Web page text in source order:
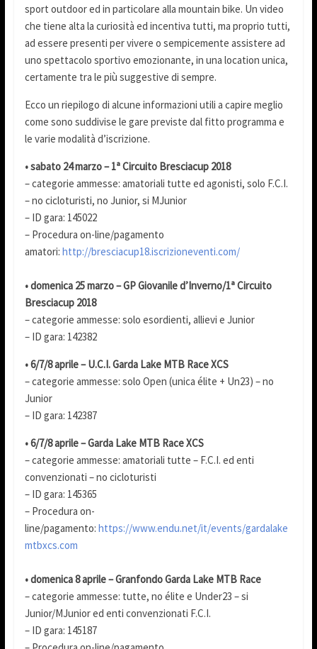
sport outdoor ed in particolare alla mountain bike. Un video
che tiene alta la curiosità ed incentiva tutti, ma proprio tutti,
ad essere presenti per vivere o sempicemente assistere ad
uno spettacolo sportivo emozionante, in una location unica,
certamente tra le più suggestive di sempre.
Ecco un riepilogo di alcune informazioni utili a capire meglio
come sono suddivise le gare previste dal fitto programma e
le varie modalità d’iscrizione.
• sabato 24 marzo – 1ª Circuito Bresciacup 2018
– categorie ammesse: amatoriali tutte ed agonisti, solo F.C.I.
– no cicloturisti, no Junior, si MJunior
– ID gara: 145022
– Procedura on-line/pagamento
amatori: http://bresciacup18.iscrizioneventi.com/
• domenica 25 marzo – GP Giovanile d’Inverno/1ª Circuito
Bresciacup 2018
– categorie ammesse: solo esordienti, allievi e Junior
– ID gara: 142382
• 6/7/8 aprile – U.C.I. Garda Lake MTB Race XCS
– categorie ammesse: solo Open (unica élite + Un23) – no
Junior
– ID gara: 142387
• 6/7/8 aprile – Garda Lake MTB Race XCS
– categorie ammesse: amatoriali tutte – F.C.I. ed enti
convenzionati – no cicloturisti
– ID gara: 145365
– Procedura on-
line/pagamento: https://www.endu.net/it/events/gardalake
mtbxcs.com
• domenica 8 aprile – Granfondo Garda Lake MTB Race
– categorie ammesse: tutte, no élite e Under23 – si
Junior/MJunior ed enti convenzionati F.C.I.
– ID gara: 145187